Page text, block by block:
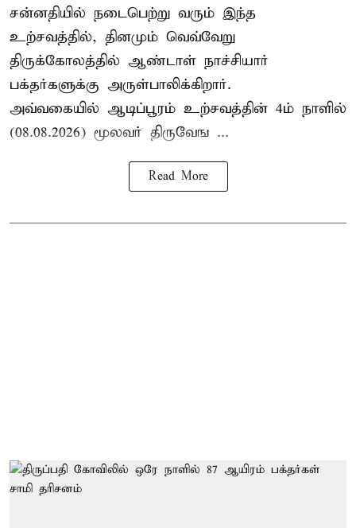
சன்னதியில் நடைபெற்று வரும் இந்த
உற்சவத்தில், தினமும் வெவ்வேறு
திருக்கோலத்தில் ஆண்டாள் நாச்சியார்
பக்தர்களுக்கு அருள்பாலிக்கிறார்.
அவ்வகையில் ஆடிப்பூரம் உற்சவத்தின் 4ம் நாளில்
(08.08.2026) மூலவர் திருவேங ...
Read More